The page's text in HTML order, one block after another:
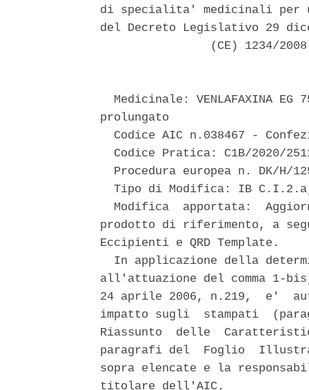
di specialita' medicinali per
del Decreto Legislativo 29
(CE) 1234/
Medicinale: VENLAFAXINA EG
prolungato
Codice AIC n.038467 -
Codice Pratica: C1B/2020/
Procedura europea n. DK/H/
Tipo di Modifica: IB
Modifica  apportata:
prodotto di riferimento, a
Eccipienti e QRD Template.
In applicazione della
all'attuazione del comma 1-
24 aprile 2006, n.219,  e'
impatto sugli  stampati
Riassunto  delle
paragrafi del  Foglio
sopra elencate e la
titolare dell'AIC.